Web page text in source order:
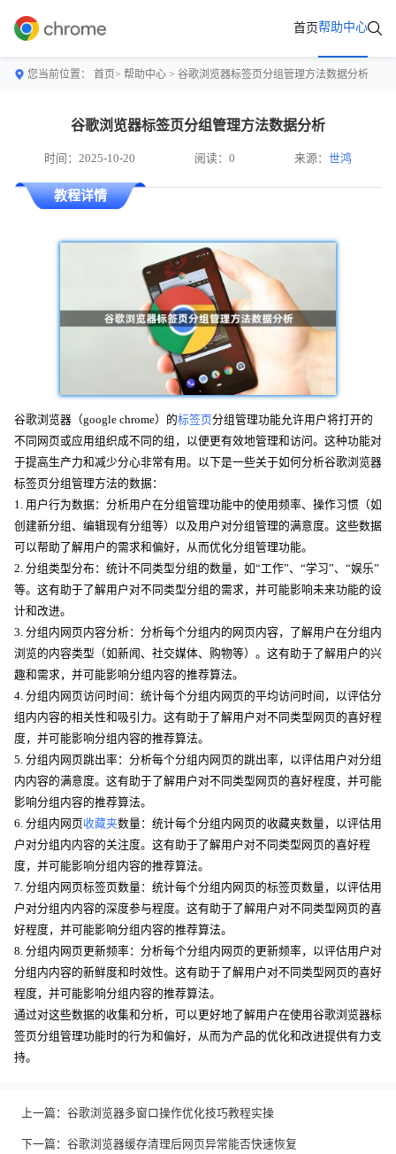
首页帮助中心
您当前位置： 首页> 帮助中心 > 谷歌浏览器标签页分组管理方法数据分析
谷歌浏览器标签页分组管理方法数据分析
时间：2025-10-20 阅读：0 来源：世鸿
教程详情
谷歌浏览器（google chrome）的标签页分组管理功能允许用户将打开的
不同网页或应用组织成不同的组，以便更有效地管理和访问。这种功能对
于提高生产力和减少分心非常有用。以下是一些关于如何分析谷歌浏览器
标签页分组管理方法的数据：
1. 用户行为数据：分析用户在分组管理功能中的使用频率、操作习惯（如
创建新分组、编辑现有分组等）以及用户对分组管理的满意度。这些数据
可以帮助了解用户的需求和偏好，从而优化分组管理功能。
2. 分组类型分布：统计不同类型分组的数量，如“工作”、“学习”、“娱乐”
等。这有助于了解用户对不同类型分组的需求，并可能影响未来功能的设
计和改进。
3. 分组内网页内容分析：分析每个分组内的网页内容，了解用户在分组内
浏览的内容类型（如新闻、社交媒体、购物等）。这有助于了解用户的兴
趣和需求，并可能影响分组内容的推荐算法。
4. 分组内网页访问时间：统计每个分组内网页的平均访问时间，以评估分
组内内容的相关性和吸引力。这有助于了解用户对不同类型网页的喜好程
度，并可能影响分组内容的推荐算法。
5. 分组内网页跳出率：分析每个分组内网页的跳出率，以评估用户对分组
内内容的满意度。这有助于了解用户对不同类型网页的喜好程度，并可能
影响分组内容的推荐算法。
6. 分组内网页 收藏夹数量：统计每个分组内网页的收藏夹数量，以评估用
户对分组内内容的关注度。这有助于了解用户对不同类型网页的喜好程
度，并可能影响分组内容的推荐算法。
7. 分组内网页标签页数量：统计每个分组内网页的标签页数量，以评估用
户对分组内内容的深度参与程度。这有助于了解用户对不同类型网页的喜
好程度，并可能影响分组内容的推荐算法。
8. 分组内网页更新频率：分析每个分组内网页的更新频率，以评估用户对
分组内内容的新鲜度和时效性。这有助于了解用户对不同类型网页的喜好
程度，并可能影响分组内容的推荐算法。
通过对这些数据的收集和分析，可以更好地了解用户在使用谷歌浏览器标
签页分组管理功能时的行为和偏好，从而为产品的优化和改进提供有力支
持。
上一篇： 谷歌浏览器多窗口操作优化技巧教程实操
下一篇： 谷歌浏览器缓存清理后网页异常能否快速恢复